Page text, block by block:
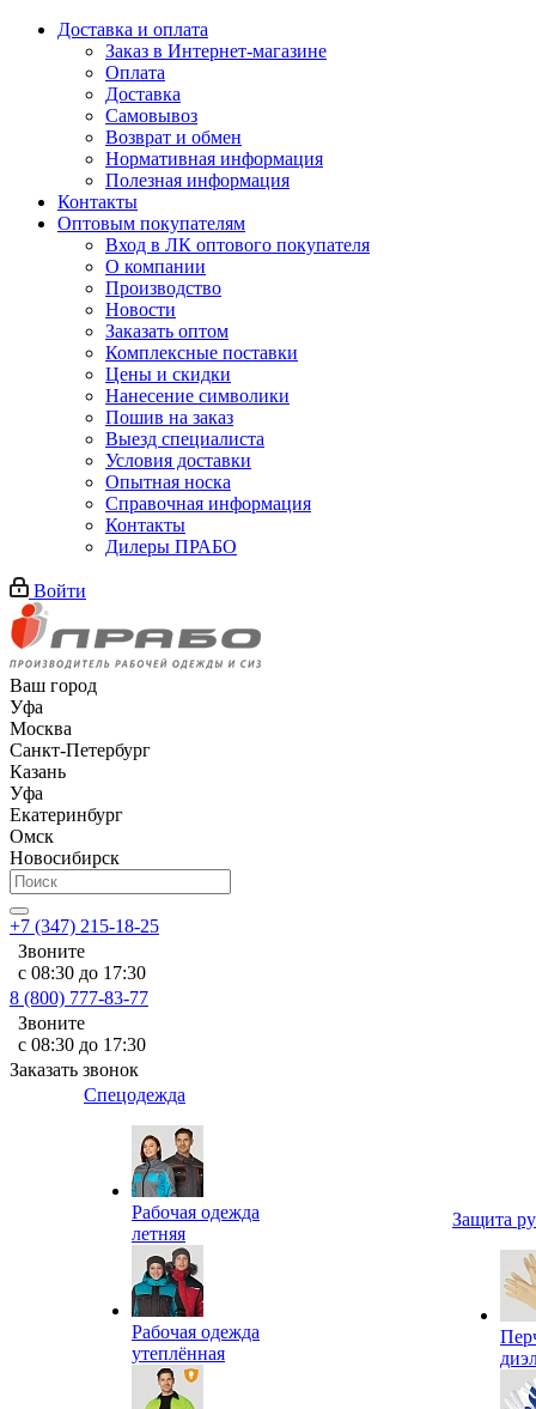
Доставка и оплата
Заказ в Интернет-магазине
Оплата
Доставка
Самовывоз
Возврат и обмен
Нормативная информация
Полезная информация
Контакты
Оптовым покупателям
Вход в ЛК оптового покупателя
О компании
Производство
Новости
Заказать оптом
Комплексные поставки
Цены и скидки
Нанесение символики
Пошив на заказ
Выезд специалиста
Условия доставки
Опытная носка
Справочная информация
Контакты
Дилеры ПРАБО
Войти
Ваш город
Уфа
Москва
Санкт-Петербург
Казань
Уфа
Екатеринбург
Омск
Новосибирск
+7 (347) 215-18-25
Звоните
с 08:30 до 17:30
8 (800) 777-83-77
Звоните
с 08:30 до 17:30
Заказать звонок
Спецодежда
Рабочая одежда
летняя
Рабочая одежда
утеплённая
Защита